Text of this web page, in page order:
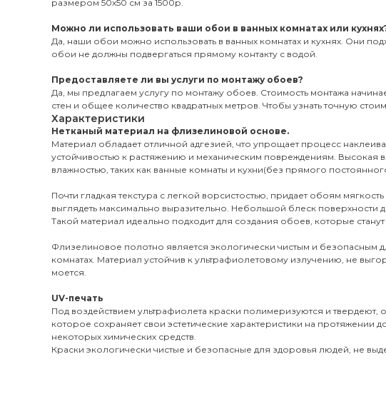
размером 50х50 см за 1500р.
Можно ли использовать ваши обои в ванных комнатах или
Да, наши обои можно использовать в ванных комнатах и кухнях. Они
обои не должны подвергаться прямому контакту с водой.
Предоставляете ли вы услуги по монтажу обоев?
Да, мы предлагаем услугу по монтажу обоев. Стоимость монтажа
стен и общее количество квадратных метров. Чтобы узнать точную
Характеристики
Нетканый материал на флизелиновой основе.
Материал обладает отличной адгезией, что упрощает процесс
устойчивостью к растяжению и механическим повреждениям.
влажностью, таких как ванные комнаты и кухни(без прямого
Почти гладкая текстура с легкой ворсистостью, придает обоям
выглядеть максимально выразительно. Небольшой блеск поверхности
Такой материал идеально подходит для создания обоев, которые
Флизелиновое полотно является экологически чистым и
комнатах. Материал устойчив к ультрафиолетовому излучению, не
моется.
UV-печать
Под воздействием ультрафиолета краски полимеризуются и
которое сохраняет свои эстетические характеристики на
некоторых химических средств.
Краски экологически чистые и безопасные для здоровья людей, не